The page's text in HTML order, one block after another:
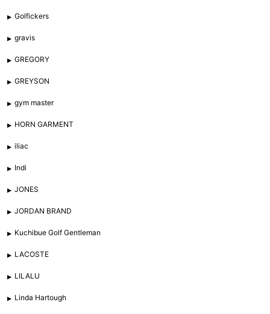
Golfickers
gravis
GREGORY
GREYSON
gym master
HORN GARMENT
iliac
Indi
JONES
JORDAN BRAND
Kuchibue Golf Gentleman
LACOSTE
LILALU
Linda Hartough